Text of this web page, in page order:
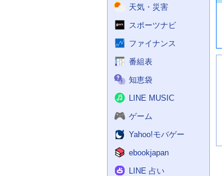
天気・災害
スポーツナビ
ファイナンス
番組表
知恵袋
LINE MUSIC
ゲーム
Yahoo!モバゲー
ebookjapan
LINE 占い